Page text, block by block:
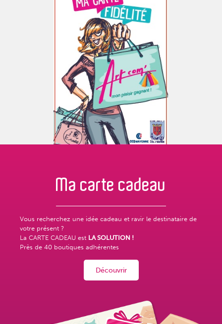
Ma carte cadeau
Vous recherchez une idée cadeau et ravir le destinataire de
votre présent ?
La CARTE CADEAU est LA SOLUTION !
Près de 40 boutiques adhérentes
Découvrir